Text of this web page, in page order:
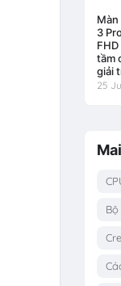
Màn
3
tầm
giải
25